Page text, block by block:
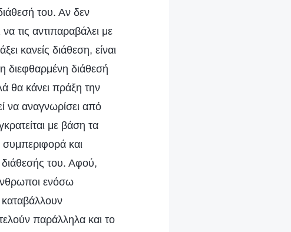
του. Αν δεν
τις αντιπαραβάλει με
κανείς διάθεση, είναι
διεφθαρμένη διάθεσή
θα κάνει πράξη την
να αναγνωρίσει από
με βάση τα
συμπεριφορά και
διάθεσής του. Αφού,
ενόσω
παράλληλα και το